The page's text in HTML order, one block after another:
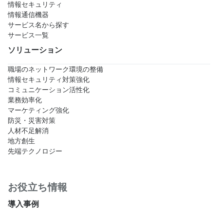
情報セキュリティ
情報通信機器
サービス名から探す
サービス一覧
ソリューション
職場のネットワーク環境の整備
情報セキュリティ対策強化
コミュニケーション活性化
業務効率化
マーケティング強化
防災・災害対策
人材不足解消
地方創生
先端テクノロジー
お役立ち情報
導入事例